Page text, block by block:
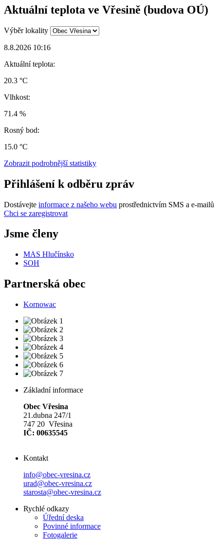
Aktuální teplota ve Vřesině (budova OÚ)
Výběr lokality
8.8.2026 10:16
Aktuální teplota:
20.3 °C
Vlhkost:
71.4 %
Rosný bod:
15.0 °C
Zobrazit podrobnější statistiky
Přihlášení k odběru zpráv
Dostávejte informace z našeho webu prostřednictvím SMS a e-mailů
Chci se zaregistrovat
Jsme členy
MAS Hlučínsko
SOH
Partnerská obec
Kornowac
Základní informace
Obec Vřesina
21.dubna 247/1
747 20 Vřesina
IČ: 00635545
Kontakt
info@obec-vresina.cz
urad@obec-vresina.cz
starosta@obec-vresina.cz
Rychlé odkazy
Úřední deska
Povinné informace
Fotogalerie